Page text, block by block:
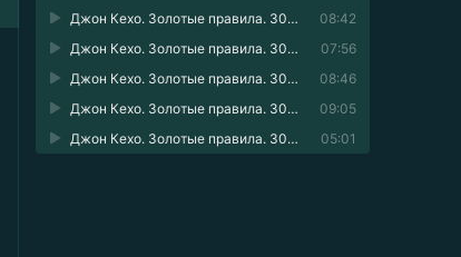
08:42
Джон Кехо. Золотые правила. 30 принципов работы с подсознанием в одной книге 28
07:56
Джон Кехо. Золотые правила. 30 принципов работы с подсознанием в одной книге 29
08:46
Джон Кехо. Золотые правила. 30 принципов работы с подсознанием в одной книге 30
09:05
Джон Кехо. Золотые правила. 30 принципов работы с подсознанием в одной книге 31
05:01
Джон Кехо. Золотые правила. 30 принципов работы с подсознанием в одной книге 32